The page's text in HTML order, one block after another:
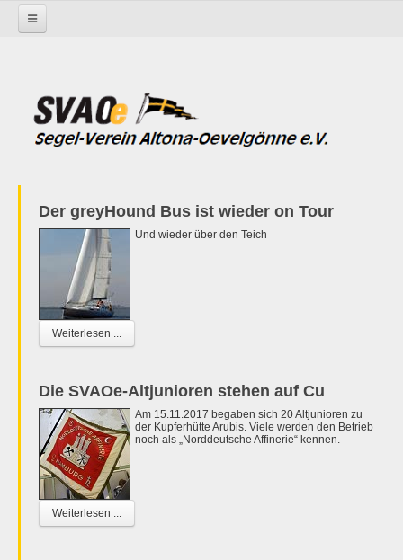
Der greyHound Bus ist wieder on Tour
Und wieder über den Teich
Weiterlesen ...
Die SVAOe-Altjunioren stehen auf Cu
Am 15.11.2017 begaben sich 20 Altjunioren zu
der Kupferhütte Arubis. Viele werden den Betrieb
noch als „Norddeutsche Affinerie“ kennen.
Weiterlesen ...